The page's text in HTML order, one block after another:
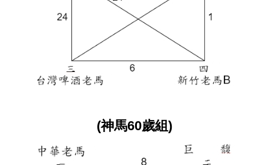
(神馬60歲組)